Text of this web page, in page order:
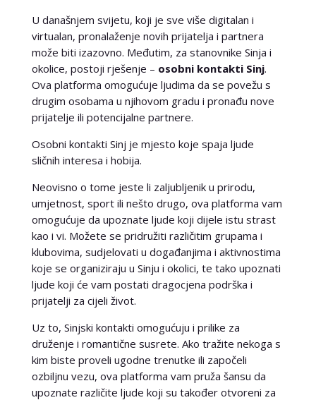
U današnjem svijetu, koji je sve više digitalan i
virtualan, pronalaženje novih prijatelja i partnera
može biti izazovno. Međutim, za stanovnike Sinja i
okolice, postoji rješenje – osobni kontakti Sinj.
Ova platforma omogućuje ljudima da se povežu s
drugim osobama u njihovom gradu i pronađu nove
prijatelje ili potencijalne partnere.
Osobni kontakti Sinj je mjesto koje spaja ljude
sličnih interesa i hobija.
Neovisno o tome jeste li zaljubljenik u prirodu,
umjetnost, sport ili nešto drugo, ova platforma vam
omogućuje da upoznate ljude koji dijele istu strast
kao i vi. Možete se pridružiti različitim grupama i
klubovima, sudjelovati u događanjima i aktivnostima
koje se organiziraju u Sinju i okolici, te tako upoznati
ljude koji će vam postati dragocjena podrška i
prijatelji za cijeli život.
Uz to, Sinjski kontakti omogućuju i prilike za
druženje i romantične susrete. Ako tražite nekoga s
kim biste proveli ugodne trenutke ili započeli
ozbiljnu vezu, ova platforma vam pruža šansu da
upoznate različite ljude koji su također otvoreni za